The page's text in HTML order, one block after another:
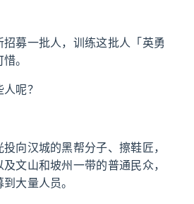
募一批人，训练这批人「英勇
。
呢？
向汉城的黑帮分子、擦鞋匠，
文山和坡州一带的普通民众，
大量人员。